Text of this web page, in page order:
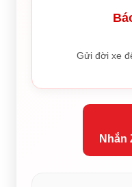
Gửi đời xe
Nhắn